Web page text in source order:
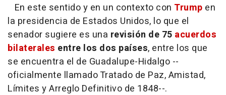
En este sentido y en un contexto con Trump en
la presidencia de Estados Unidos, lo que el
senador sugiere es una revisión de 75 acuerdos
bilaterales entre los dos países, entre los que
se encuentra el de Guadalupe-Hidalgo --
oficialmente llamado Tratado de Paz, Amistad,
Límites y Arreglo Definitivo de 1848--.